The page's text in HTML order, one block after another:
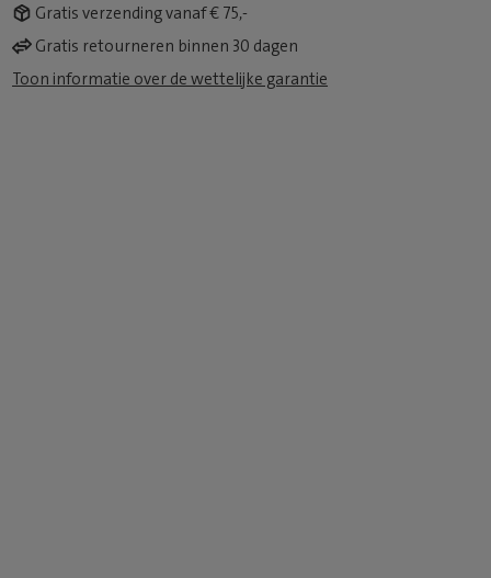
Gratis verzending vanaf € 75,-
Gratis retourneren binnen 30 dagen
Toon informatie over de wettelijke garantie